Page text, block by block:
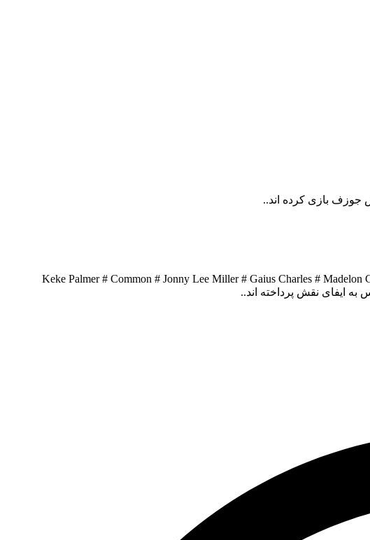
جوزف بازی کرده اند..
Keke Palmer # Common # Jonny Lee Miller # Gaius Charles #